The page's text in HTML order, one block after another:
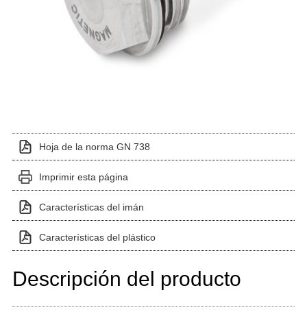
Hoja de la norma GN 738
Imprimir esta página
Características del imán
Características del plástico
Descripción del producto